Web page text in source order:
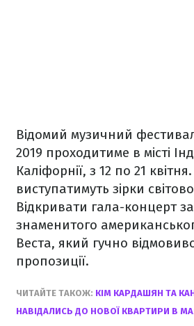
Відомий музичний
2019 проходитиме в місті
Каліфорнії, з 12 по 21
виступатимуть зірки
Відкривати гала-концерт
знаменитого
Веста, який гучно
пропозиції.
ЧИТАЙТЕ ТАКОЖ: КІМ КАРДАШЯН ТА
НАВІДАЛИСЬ ДО НОВОЇ КВАРТИРИ В